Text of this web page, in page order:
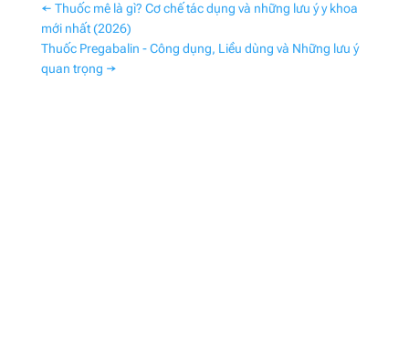
← Thuốc mê là gì? Cơ chế tác dụng và những lưu ý y khoa
mới nhất (2026)
Thuốc Pregabalin - Công dụng, Liều dùng và Những lưu ý
quan trọng →